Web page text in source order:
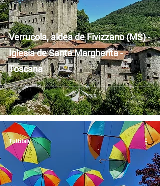
Verrucola, aldea de Fivizzano (MS) -
Iglesia de Santa Margherita -
Toscana
Tuttitaly